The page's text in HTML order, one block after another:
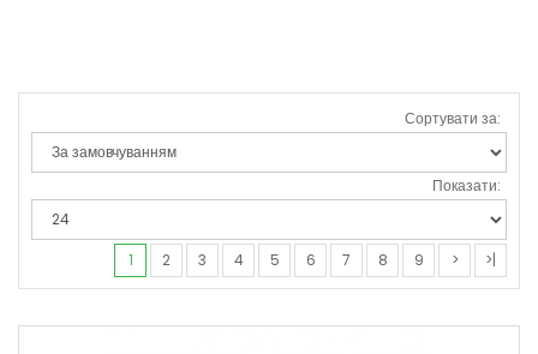
Сортувати за:
Показати:
1 2 3 4 5 6 7 8 9 > >|